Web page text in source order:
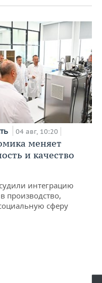
04 авг, 10:20
меняет
и качество
интеграцию
производство,
сферу